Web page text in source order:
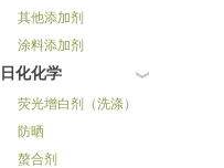
其他添加剂
涂料添加剂
日化化学
荧光增白剂（洗涤）
防晒
螯合剂